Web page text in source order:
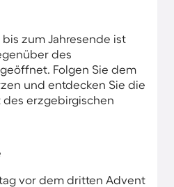
zum Jahresende ist
des
Folgen Sie dem
und entdecken Sie die
erzgebirgischen
vor dem dritten Advent